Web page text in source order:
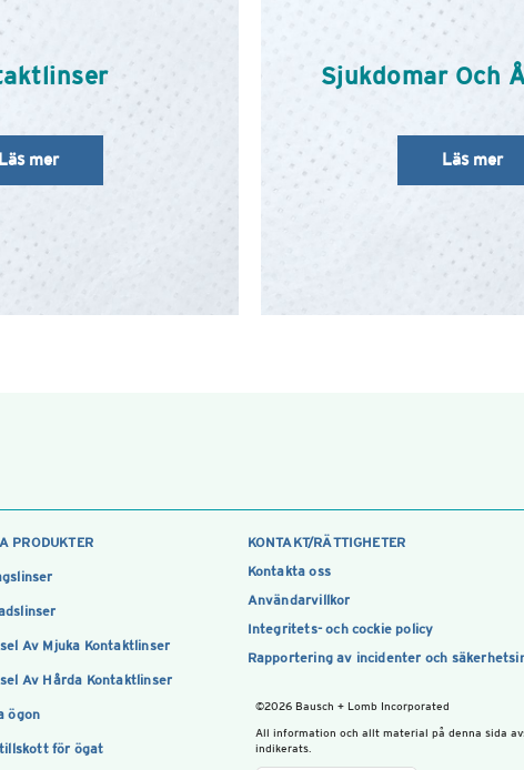
mer
Sjukdomar Och
Läs mer
PRODUKTER
Av Mjuka Kontaktlinser
Av Hårda Kontaktlinser
ögon
för ögat
KONTAKT/RÄTTIGHETER
Kontakta oss
Användarvillkor
Integritets- och cockie policy
Rapportering av incidenter och
©2026 Bausch + Lomb Incorporated
All information och allt material på denna sida
indikerats.